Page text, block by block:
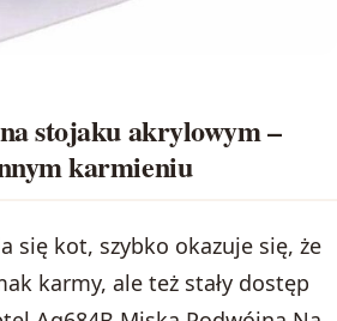
stojaku akrylowym –
karmieniu
się kot, szybko okazuje się, że
karmy, ale też stały dostęp